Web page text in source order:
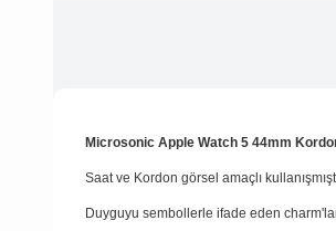
Microsonic Apple Watch 5 44mm
Saat ve Kordon görsel amaçlı
Duyguyu sembollerle ifade eden